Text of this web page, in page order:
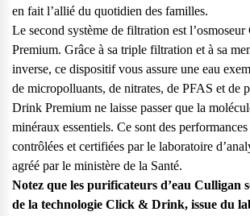
en fait l’allié du quotidien des familles.
Le second système de filtration est l’osmoseur
Premium. Grâce à sa triple filtration et à sa
inverse, ce dispositif vous assure une eau
de micropolluants, de nitrates, de PFAS et de
Drink Premium ne laisse passer que la
minéraux essentiels. Ce sont des
contrôlées et certifiées par le laboratoire
agréé par le ministère de la Santé.
Notez que les purificateurs d’eau Culligan
de la technologie Click & Drink, issue du